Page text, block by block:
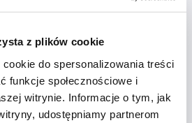
z plików cookie
do spersonalizowania treści
funkcje społecznościowe i
witrynie. Informacje o tym, jak
udostępniamy partnerom